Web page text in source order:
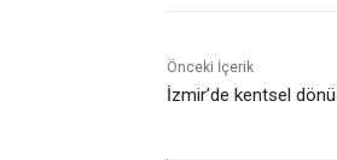
Önceki İçerik
İzmir’de kentsel